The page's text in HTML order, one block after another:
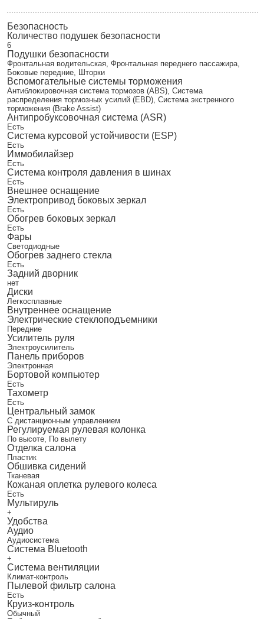
Безопасность
Количество подушек безопасности
6
Подушки безопасности
Фронтальная водительская, Фронтальная переднего пассажира,
Боковые передние, Шторки
Вспомогательные системы торможения
Антиблокировочная система тормозов (ABS), Система
распределения тормозных усилий (EBD), Система экстренного
торможения (Brake Assist)
Антипробуксовочная система (ASR)
Есть
Система курсовой устойчивости (ESP)
Есть
Иммобилайзер
Есть
Система контроля давления в шинах
Есть
Внешнее оснащение
Электропривод боковых зеркал
Есть
Обогрев боковых зеркал
Есть
Фары
Светодиодные
Обогрев заднего стекла
Есть
Задний дворник
нет
Диски
Легкосплавные
Внутреннее оснащение
Электрические стеклоподъемники
Передние
Усилитель руля
Электроусилитель
Панель приборов
Электронная
Бортовой компьютер
Есть
Тахометр
Есть
Центральный замок
С дистанционным управлением
Регулируемая рулевая колонка
По высоте, По вылету
Отделка салона
Пластик
Обшивка сидений
Тканевая
Кожаная оплетка рулевого колеса
Есть
Мультируль
+
Удобства
Аудио
Аудиосистема
Система Bluetooth
+
Система вентиляции
Климат-контроль
Пылевой фильтр салона
Есть
Круиз-контроль
Обычный